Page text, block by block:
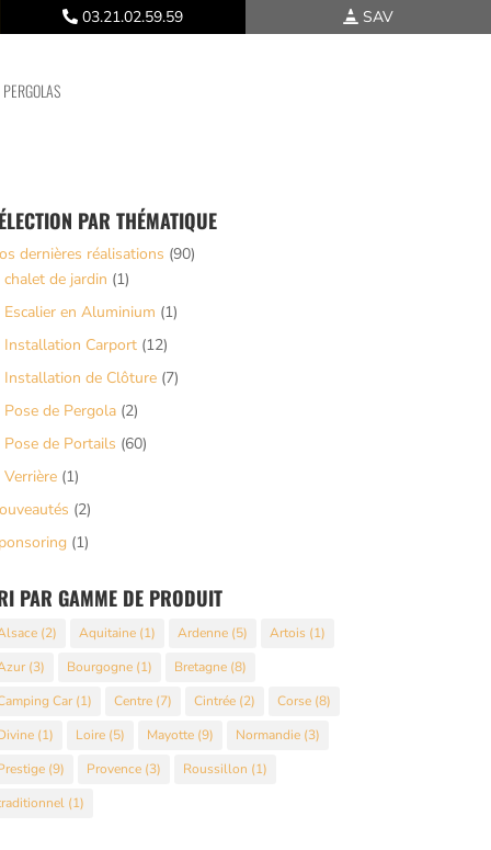
03.21.02.59.59 SAV
PERGOLAS
PAR THÉMATIQUE
dernières réalisations (90)
chalet de jardin (1)
Escalier en Aluminium (1)
Installation Carport(12)
Installation de Clôture(7)
Pose de Pergola(2)
Pose de Portails (60)
Verrière(1)
(2)
(1)
PAR GAMME DE PRODUIT
(2) Aquitaine(1) Ardenne(5) Artois(1)
(3) Bourgogne(1) Bretagne(8)
Car(1) Centre(7) Cintrée(2) Corse(8)
(1) Loire(5) Mayotte(9) Normandie(3)
(9) Provence(3) Roussillon (1)
(1)